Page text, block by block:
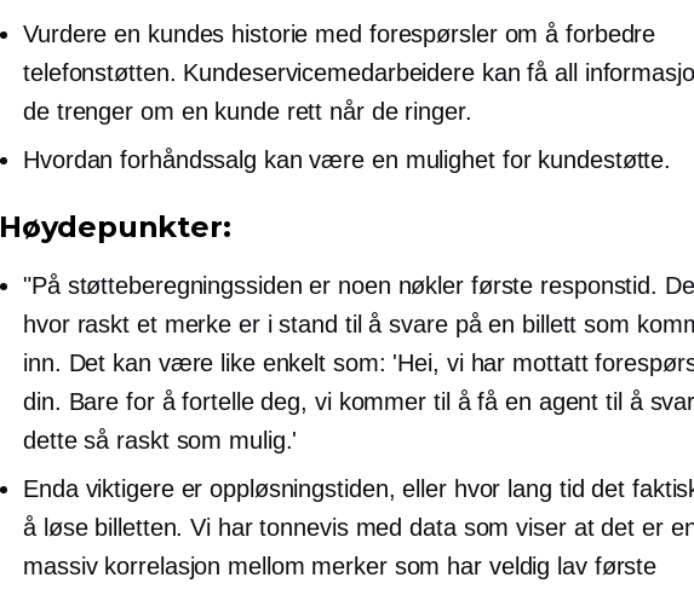
Vurdere en kundes historie med forespørsler om å forbedre
telefonstøtten. Kundeservicemedarbeidere kan få all
de trenger om en kunde rett når de ringer.
Hvordan forhåndssalg kan være en mulighet for kundestøtte.
Høydepunkter:
"På støtteberegningssiden er noen nøkler første responstid.
hvor raskt et merke er i stand til å svare på en billett som
inn. Det kan være like enkelt som: 'Hei, vi har mottatt
din. Bare for å fortelle deg, vi kommer til å få en agent til å
dette så raskt som mulig.'
Enda viktigere er oppløsningstiden, eller hvor lang tid det
å løse billetten. Vi har tonnevis med data som viser at det er
massiv korrelasjon mellom merker som har veldig lav første